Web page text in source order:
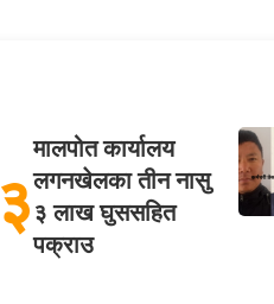
३
मालपोत कार्यालय
लगनखेलका तीन नासु
३ लाख घुससहित
पक्राउ